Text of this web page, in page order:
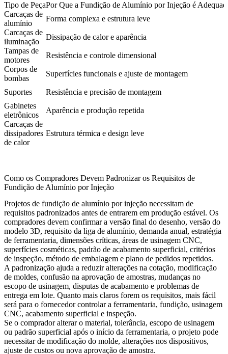
Tipo de PeçaPor Que a Fundição de Alumínio por Injeção é
Carcaças de
alumínio
Forma complexa e estrutura leve
Carcaças de
iluminação
Dissipação de calor e aparência
Tampas de
motores
Resistência e controle dimensional
Corpos de
bombas
Superfícies funcionais e ajuste de montagem
Suportes
Resistência e precisão de montagem
Gabinetes
eletrônicos
Aparência e produção repetida
Carcaças de
dissipadores
de calor
Estrutura térmica e design leve
Como os Compradores Devem Padronizar os Requisitos de
Fundição de Alumínio por Injeção
Projetos de fundição de alumínio por injeção necessitam de
requisitos padronizados antes de entrarem em produção estável. Os
compradores devem confirmar a versão final do desenho, versão do
modelo 3D, requisito da liga de alumínio, demanda anual, estratégia
de ferramentaria, dimensões críticas, áreas de usinagem CNC,
superfícies cosméticas, padrão de acabamento superficial, critérios
de inspeção, método de embalagem e plano de pedidos repetidos.
A padronização ajuda a reduzir alterações na cotação, modificação
de moldes, confusão na aprovação de amostras, mudanças no
escopo de usinagem, disputas de acabamento e problemas de
entrega em lote. Quanto mais claros forem os requisitos, mais fácil
será para o fornecedor controlar a ferramentaria, fundição, usinagem
CNC, acabamento superficial e inspeção.
Se o comprador alterar o material, tolerância, escopo de usinagem
ou padrão superficial após o início da ferramentaria, o projeto pode
necessitar de modificação do molde, alterações nos dispositivos,
ajuste de custos ou nova aprovação de amostra.